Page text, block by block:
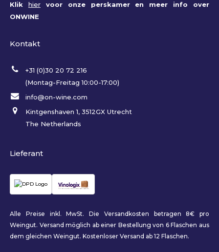
Klik hiervoor onze perskamer en meer info over
ONWINE
Kontakt
+31 (0)30 20 72 216
(Montag-Freitag 10:00-17:00)
info@on-wine.com
Kintgenshaven 1, 3512GX Utrecht
The Netherlands
Lieferant
Alle Preise inkl. MwSt. Die Versandkosten betragen 8€ pro
Weingut. Versand möglich ab einer Bestellung von 6 Flaschen aus
dem gleichen Weingut. Kostenloser Versand ab 12 Flaschen.